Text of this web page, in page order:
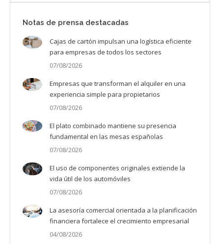
Notas de prensa destacadas
Cajas de cartón impulsan una logística eficiente
para empresas de todos los sectores
07/08/2026
Empresas que transforman el alquiler en una
experiencia simple para propietarios
07/08/2026
El plato combinado mantiene su presencia
fundamental en las mesas españolas
07/08/2026
El uso de componentes originales extiende la
vida útil de los automóviles
07/08/2026
La asesoría comercial orientada a la planificación
financiera fortalece el crecimiento empresarial
04/08/2026